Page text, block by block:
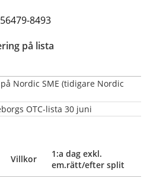
8493
på lista
Nordic SME (tidigare Nordic
OTC-lista 30 juni
Villkor
1:a dag exkl.
em.rätt/efter split